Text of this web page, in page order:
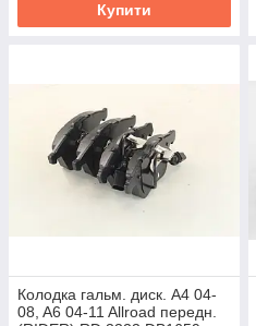
Купити
Колодка гальм. диск. A4 04-
08, A6 04-11 Allroad передн.